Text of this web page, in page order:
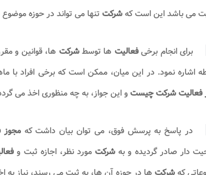
می باشد این است کهشرکت تنها می تواند در حوزه
برای انجام برخیفعالیت ها توسطشرکت ها، قوانین و
اشاره نمود. در این میان، ممکن است که برخی افراد با
فعالیت شرکت چیستو این جواز، به چه منظوری اخذ می
در پاسخ به پرسش فوق، می توان بیان داشت کهمجوز
دار صادر گردیده و به شرکتمورد نظر، اجازه ثبت و